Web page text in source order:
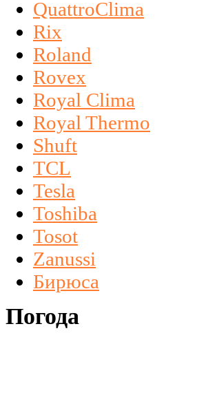
QuattroClima
Rix
Roland
Rovex
Royal Clima
Royal Thermo
Shuft
TCL
Tesla
Toshiba
Tosot
Zanussi
Бирюса
Погода